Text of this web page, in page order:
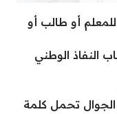
للمعلم أو طالب أو
النفاذ الوطني
تحمل كلمة